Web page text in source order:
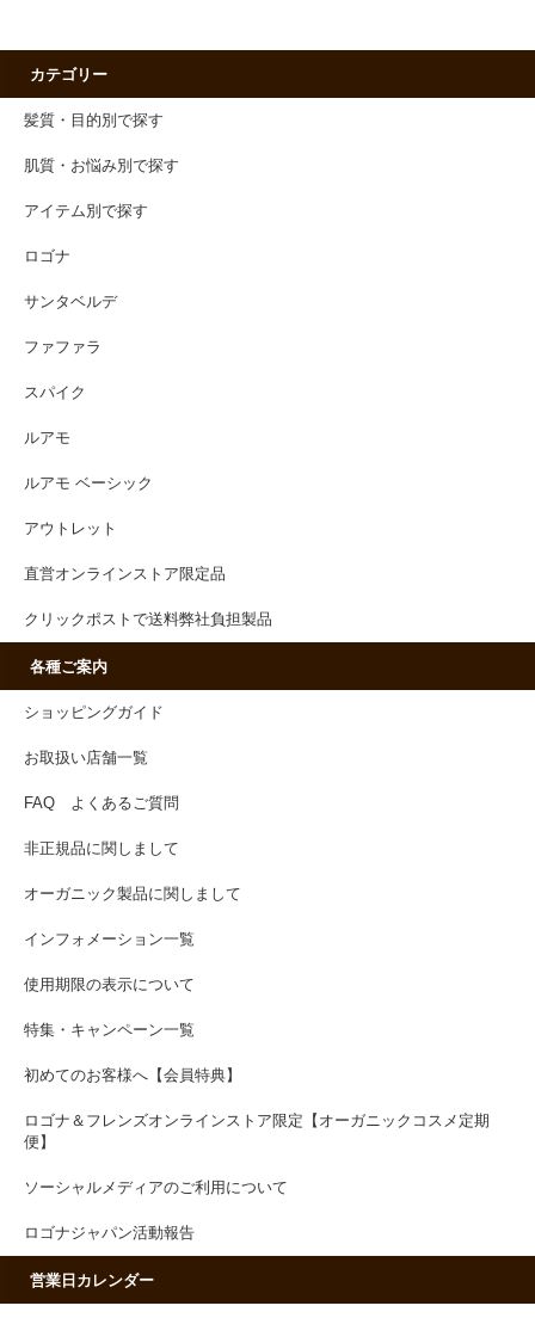
カテゴリー
髪質・目的別で探す
肌質・お悩み別で探す
アイテム別で探す
ロゴナ
サンタベルデ
ファファラ
スパイク
ルアモ
ルアモ ベーシック
アウトレット
直営オンラインストア限定品
クリックポストで送料弊社負担製品
各種ご案内
ショッピングガイド
お取扱い店舗一覧
FAQ よくあるご質問
非正規品に関しまして
オーガニック製品に関しまして
インフォメーション一覧
使用期限の表示について
特集・キャンペーン一覧
初めてのお客様へ【会員特典】
ロゴナ＆フレンズオンラインストア限定【オーガニックコスメ定期
便】
ソーシャルメディアのご利用について
ロゴナジャパン活動報告
営業日カレンダー